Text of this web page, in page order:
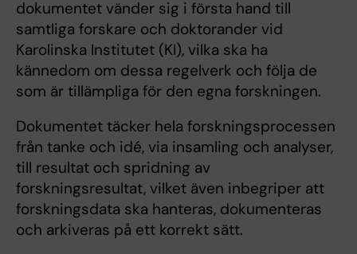
dokumentet vänder sig i första hand till
samtliga forskare och doktorander vid
Karolinska Institutet (KI), vilka ska ha
kännedom om dessa regelverk och följa de
som är tillämpliga för den egna forskningen.
Dokumentet täcker hela forskningsprocessen
från tanke och idé, via insamling och analyser,
till resultat och spridning av
forskningsresultat, vilket även inbegriper att
forskningsdata ska hanteras, dokumenteras
och arkiveras på ett korrekt sätt.